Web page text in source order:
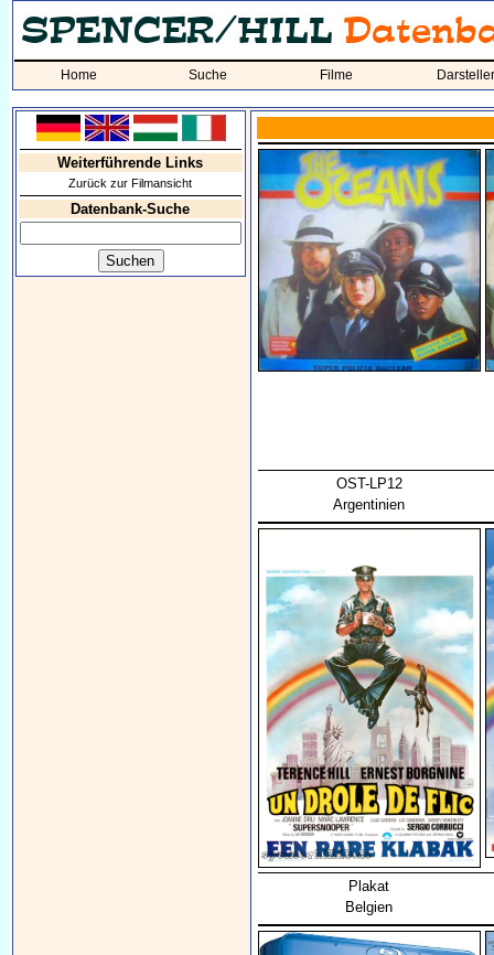
Home Suche Filme Darsteller
Weiterführende Links
Zurück zur Filmansicht
Datenbank-Suche
OST-LP12
Argentinien
Plakat
Belgien